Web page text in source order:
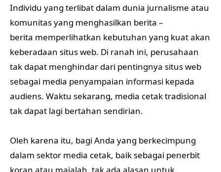
Individu yang terlibat dalam dunia jurnalisme atau
komunitas yang menghasilkan berita –
berita memperlihatkan kebutuhan yang kuat akan
keberadaan situs web. Di ranah ini, perusahaan
tak dapat menghindar dari pentingnya situs web
sebagai media penyampaian informasi kepada
audiens. Waktu sekarang, media cetak tradisional
tak dapat lagi bertahan sendirian.
Oleh karena itu, bagi Anda yang berkecimpung
dalam sektor media cetak, baik sebagai penerbit